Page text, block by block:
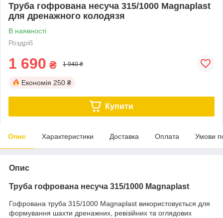
Труба гофрована несуча 315/1000 Magnaplast
для дренажного колодязя
В наявності
Роздріб
1 690 ₴ 1 940 ₴
Економія 250 ₴
Купити
Опис Характеристики Доставка Оплата Умови
Опис
Труба гофрована несуча 315/1000 Magnaplast
Гофрована труба 315/1000 Magnaplast використовується для
формування шахти дренажних, ревізійних та оглядових